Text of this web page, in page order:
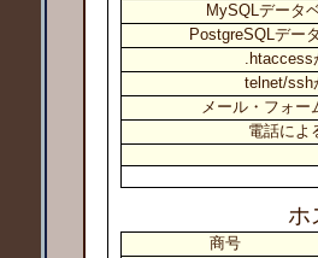
MySQLデータ
PostgreSQLデー
.htaccess
telnet/ssh
メール・フォー
電話によ
ホ
商号